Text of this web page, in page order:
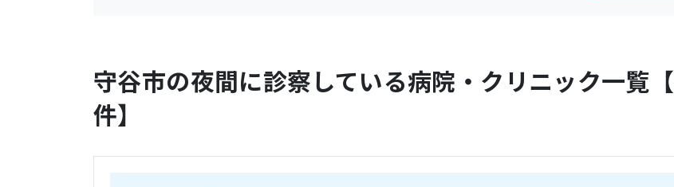
守谷市の夜間に診察している病院・クリニック一覧【
件】